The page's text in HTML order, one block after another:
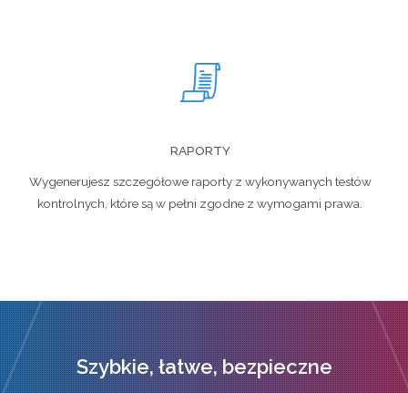
RAPORTY
Wygenerujesz szczegółowe raporty z wykonywanych testów
kontrolnych, które są w pełni zgodne z wymogami prawa.
Szybkie, łatwe, bezpieczne